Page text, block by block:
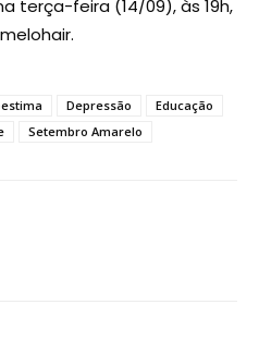
terça-feira (14/09), às 19h,
Depressão
Educação
Setembro Amarelo